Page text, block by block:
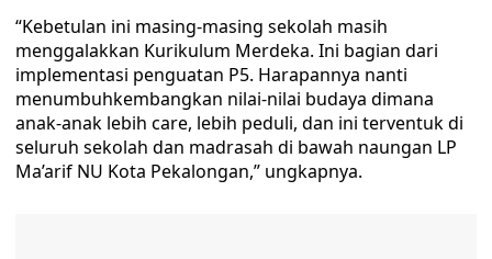
“Kebetulan ini masing-masing sekolah masih
menggalakkan Kurikulum Merdeka. Ini bagian dari
implementasi penguatan P5. Harapannya nanti
menumbuhkembangkan nilai-nilai budaya dimana
anak-anak lebih care, lebih peduli, dan ini terventuk di
seluruh sekolah dan madrasah di bawah naungan LP
Ma’arif NU Kota Pekalongan,” ungkapnya.